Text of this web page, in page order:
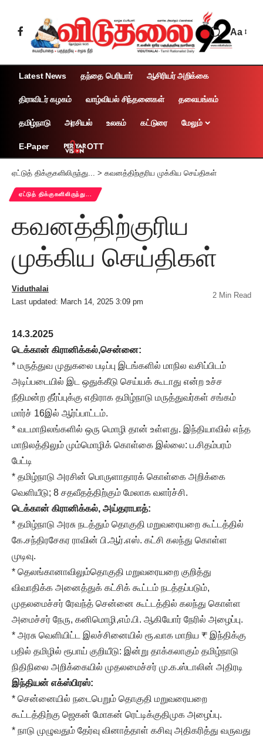
Aa
Latest News தந்தை பெரியார் ஆசிரியர் அறிக்கை
திராவிடர் கழகம் வாழ்வியல் சிந்தனைகள் தலையங்கம்
தமிழ்நாடு அரசியல் உலகம் கட்டுரை மேலும்
E-Paper OTT
ஏட்டுத் திக்குகளிலிருந்து... > கவனத்திற்குரிய முக்கிய செய்திகள்
ஏட்டுத் திக்குகளிலிருந்து...
கவனத்திற்குரிய
முக்கிய செய்திகள்
Last updated: March 14, 2025 3:09 pm
Viduthalai
2 Min Read
14.3.2025
டெக்கான் கிரானிக்கல்,சென்னை:
* மருத்துவ முதுகலை படிப்பு இடங்களில் மாநில வசிப்பிடம்
அடிப்படையில் இட ஒதுக்கீடு செய்யக் கூடாது என்ற உச்ச
நீதிமன்ற தீர்ப்புக்கு எதிராக தமிழ்நாடு மருத்துவர்கள் சங்கம்
மார்ச் 16இல் ஆர்ப்பாட்டம்.
* வடமாநிலங்களில் ஒரு மொழி தான் உள்ளது. இந்தியாவில் எந்த
மாநிலத்திலும் மும்மொழிக் கொள்கை இல்லை: ப.சிதம்பரம்
பேட்டி
* தமிழ்நாடு அரசின் பொருளாதாரக் கொள்கை அறிக்கை
வெளியீடு; 8 சதவீதத்திற்கும் மேலாக வளர்ச்சி.
டெக்கான் கிரானிக்கல், அய்தராபாத்:
* தமிழ்நாடு அரசு நடத்தும் தொகுதி மறுவரையறை கூட்டத்தில்
கே.சந்திரசேகர ராவின் பி.ஆர்.எஸ். கட்சி கலந்து கொள்ள
முடிவு.
* தெலங்கானாவிலும்தொகுதி மறுவரையறை குறித்து
விவாதிக்க அனைத்துக் கட்சிக் கூட்டம் நடத்தப்படும்,
முதலமைச்சர் ரேவந்த் சென்னை கூட்டத்தில் கலந்து கொள்ள
அமைச்சர் நேரு, கனிமொழி,எம்.பி. ஆகியோர் நேரில் அழைப்பு.
* அரசு வெளியிட்ட இலச்சினையில் ரூ.வாக மாறிய ₹ இந்திக்கு
பதில் தமிழில் ரூபாய் குறியீடு: இன்று தாக்கலாகும் தமிழ்நாடு
நிதிநிலை அறிக்கையில் முதலமைச்சர் மு.க.ஸ்டாலின் அதிரடி
இந்தியன் எக்ஸ்பிரஸ்:
* சென்னையில் நடைபெறும் தொகுதி மறுவரையறை
கூட்டத்திற்கு ஜெகன் மோகன் ரெட்டிக்குதிமுக அழைப்பு.
* நாடு முழுவதும் தேர்வு வினாத்தாள் கசிவு அதிகரித்து வருவது